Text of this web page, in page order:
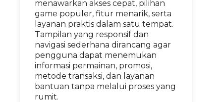
menawarkan akses cepat, pilihan
game populer, fitur menarik, serta
layanan praktis dalam satu tempat.
Tampilan yang responsif dan
navigasi sederhana dirancang agar
pengguna dapat menemukan
informasi permainan, promosi,
metode transaksi, dan layanan
bantuan tanpa melalui proses yang
rumit.